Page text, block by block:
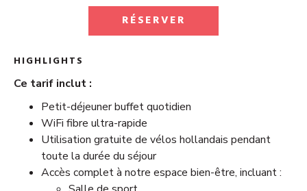
RÉSERVER
HIGHLIGHTS
Ce tarif inclut :
Petit-déjeuner buffet quotidien
WiFi fibre ultra-rapide
Utilisation gratuite de vélos hollandais pendant
toute la durée du séjour
Accès complet à notre espace bien-être, incluant :